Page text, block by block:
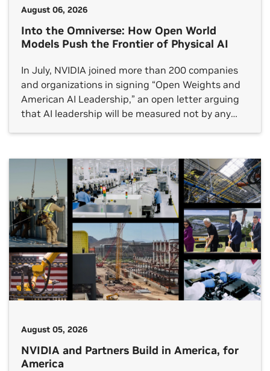
August 06, 2026
Into the Omniverse: How Open World
Models Push the Frontier of Physical AI
In July, NVIDIA joined more than 200 companies
and organizations in signing “Open Weights and
American AI Leadership,” an open letter arguing
that AI leadership will be measured not by any
August 05, 2026
NVIDIA and Partners Build in America, for
America